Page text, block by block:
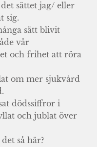
sättet jag/ eller
sig.
sätt blivit
vår
och frihet att röra
om mer sjukvård
dödssiffror i
och jublat över
så här?